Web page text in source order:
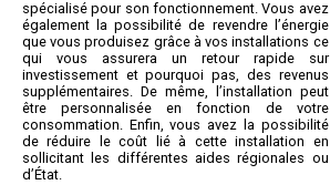
spécialisé pour son fonctionnement. Vous avez
également la possibilité de revendre l’énergie
que vous produisez grâce à vos installations ce
qui vous assurera un retour rapide sur
investissement et pourquoi pas, des revenus
supplémentaires. De même, l’installation peut
être personnalisée en fonction de votre
consommation. Enfin, vous avez la possibilité
de réduire le coût lié à cette installation en
sollicitant les différentes aides régionales ou
d’État.